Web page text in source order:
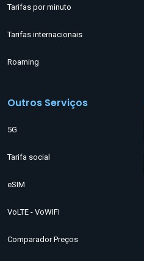
Tarifas por minuto
Tarifas internacionais
Roaming
Outros Serviços
5G
Tarifa social
eSIM
VoLTE - VoWIFI
Comparador Preços